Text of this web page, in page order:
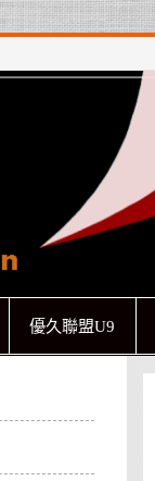
優久聯盟U9